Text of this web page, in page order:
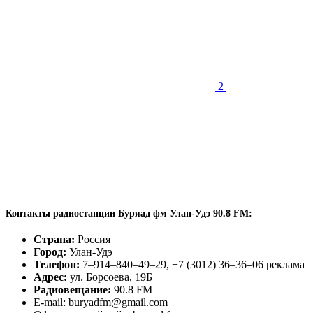
2
Контакты радиостанции Буряад фм Улан-Удэ 90.8 FM:
Страна: Россия
Город: Улан-Удэ
Телефон: 7–914–840–49–29, +7 (3012) 36–36–06 реклама
Адрес: ул. Борсоева, 19Б
Радиовещание: 90.8 FM
E-mail: buryadfm@gmail.com